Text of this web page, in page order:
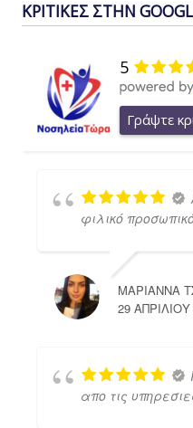
ΚΡΙΤΙΚΕΣ ΣΤΗΝ
5
Γράψτε
φιλικό
ΜΑΡΙΑΝΝΑ
29 ΑΠΡΙΛΊΟΥ
απο τις